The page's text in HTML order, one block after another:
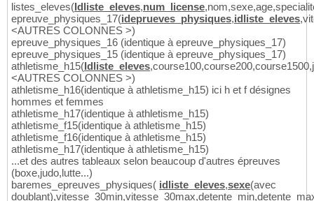
listes_eleves(Idliste_eleves,num_license
epreuve_physiques_17(ideprueves_physiques,idliste_eleves
<AUTRES COLONNES >)
epreuve_physiques_16 (identique à epreuve_physiques_17)
epreuve_physiques_15 (identique à epreuve_physiques_17)
athletisme_h15(Idliste_eleves
<AUTRES COLONNES >)
athletisme_h16(identique à athletisme_h15) ici h et f désignes
hommes et femmes
athletisme_h17(identique à athletisme_h15)
athletisme_f15(identique à athletisme_h15)
athletisme_f16(identique à athletisme_h15)
athletisme_h17(identique à athletisme_h15)
...et des autres tableaux selon beaucoup d'autres épreuves
(boxe,judo,lutte...)
baremes_epreuves_physiques( idliste_eleves,sexe(avec